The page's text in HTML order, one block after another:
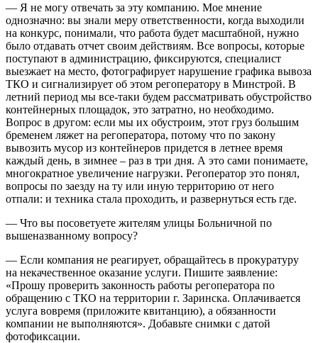
— Я не могу отвечать за эту компанию. Мое мнение
однозначно: вы знали меру ответственности, когда выходили
на конкурс, понимали, что работа будет масштабной, нужно
было отдавать отчет своим действиям. Все вопросы, которые
поступают в администрацию, фиксируются, специалист
выезжает на место, фотографирует нарушение графика вывоза
ТКО и сигнализирует об этом регоператору в Минстрой. В
летний период мы все-таки будем рассматривать обустройство
контейнерных площадок, это затратно, но необходимо.
Вопрос в другом: если мы их обустроим, этот груз большим
бременем ляжет на регоператора, потому что по закону
вывозить мусор из контейнеров придется в летнее время
каждый день, в зимнее – раз в три дня. А это сами понимаете,
многократное увеличение нагрузки. Регоператор это понял,
вопросы по заезду на ту или иную территорию от него
отпали: и техника стала проходить, и развернуться есть где.
— Что вы посоветуете жителям улицы Больничной по
вышеназванному вопросу?
— Если компания не реагирует, обращайтесь в прокуратуру
на некачественное оказание услуги. Пишите заявление:
«Прошу проверить законность работы регоператора по
обращению с ТКО на территории г. Заринска. Оплачивается
услуга вовремя (приложите квитанцию), а обязанности
компании не выполняются». Добавьте снимки с датой
фотофиксации.